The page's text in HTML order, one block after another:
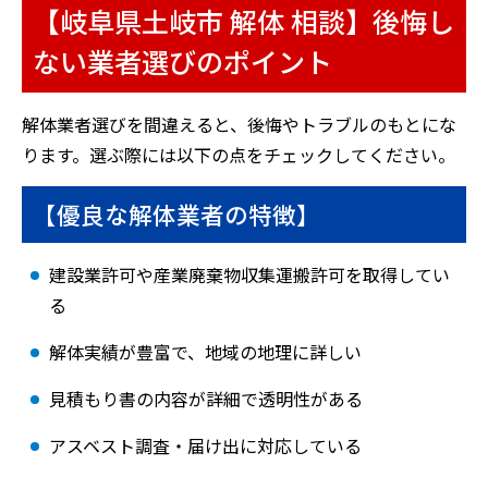
【岐阜県土岐市 解体 相談】後悔し
ない業者選びのポイント
解体業者選びを間違えると、後悔やトラブルのもとにな
ります。選ぶ際には以下の点をチェックしてください。
【優良な解体業者の特徴】
建設業許可や産業廃棄物収集運搬許可を取得してい
る
解体実績が豊富で、地域の地理に詳しい
見積もり書の内容が詳細で透明性がある
アスベスト調査・届け出に対応している